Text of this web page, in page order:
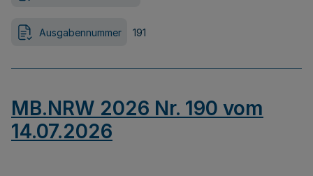
Ausgabennummer 191
MB.NRW 2026 Nr. 190 vom
14.07.2026